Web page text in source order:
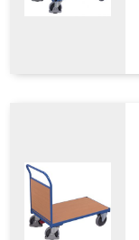
op
variaties.
Deze
optie
kan